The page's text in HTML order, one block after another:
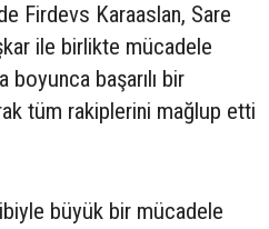
Firdevs Karaaslan, Sare
ile birlikte mücadele
boyunca başarılı bir
tüm rakiplerini mağlup etti
büyük bir mücadele